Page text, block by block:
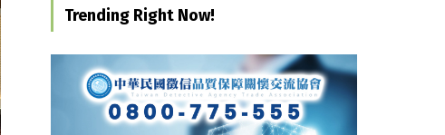
Trending Right Now!